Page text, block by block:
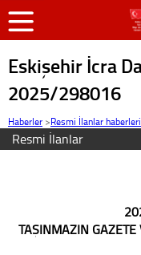
Eskişehir İcra
2025/298016
Haberler >Resmi İlanlar haberleri
Resmi İlanlar
TAŞINMAZIN GAZETE